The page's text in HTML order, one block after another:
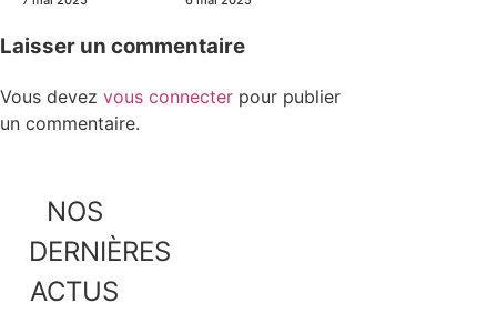
Laisser un commentaire
Vous devez vous connecter pour publier
un commentaire.
NOS
DERNIÈRES
ACTUS